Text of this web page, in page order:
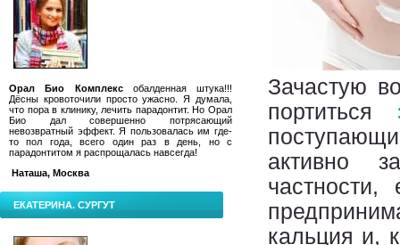
Орал Био Комплексобалденная штука!!!
Дёсны кровоточили просто ужасно. Я думала,
что пора в клинику, лечить парадонтит. Но Орал
Био дал совершенно потрясающий
невозвратный эффект. Я пользовалась им где-
то пол года, всего один раз в день, но с
парадонтитом я распрощалась навсегда!
Наташа, Москва
ЕКАТЕРИНА. СУРГУТ
Зачастую
портиться
активно
кальция и,